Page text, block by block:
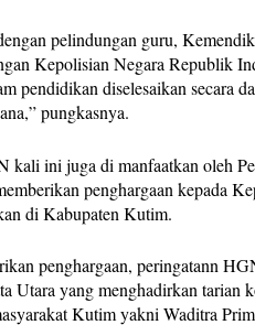
pelindungan guru,
Kepolisian Negara Republik
pendidikan diselesaikan secara
pungkasnya.
kali ini juga di manfaatkan oleh
penghargaan kepada
di Kabupaten Kutim.
penghargaan, peringatann
Utara yang menghadirkan tarian
Kutim yakni Waditra